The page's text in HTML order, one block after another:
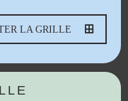
LA GRILLE